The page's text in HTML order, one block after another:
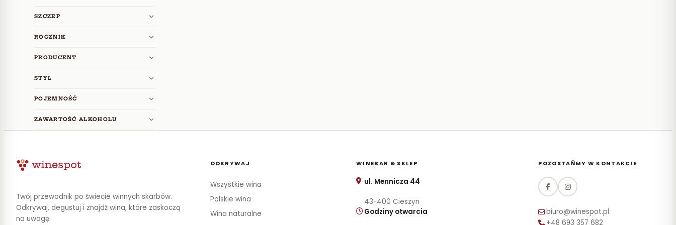
SZCZEP
ROCZNIK
PRODUCENT
STYL
POJEMNOŚĆ
ZAWARTOŚĆ ALKOHOLU
Twój przewodnik po świecie winnych skarbów.
Odkrywaj, degustuj i znajdź wina, które zaskoczą
na uwagę.
ODKRYWAJ
Wszystkie wina
Polskie wina
Wina naturalne
WINEBAR & SKLEP
ul. Mennicza 44
43-400 Cieszyn
Godziny otwarcia
POZOSTAŃMY W KONTAKCIE
biuro@winespot.pl
+48 693 357 682